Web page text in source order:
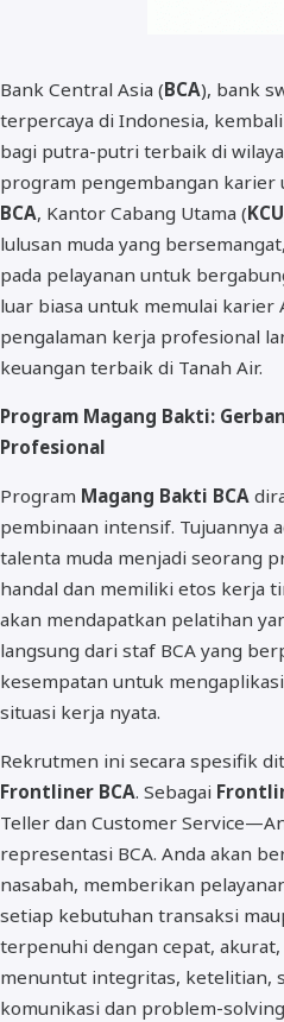
Bank Central Asia (BCA), bank
terpercaya di Indonesia,
bagi putra-putri terbaik di
program pengembangan karier
BCA, Kantor Cabang Utama (KCU
lulusan muda yang
pada pelayanan untuk
luar biasa untuk memulai karier
pengalaman kerja profesional
keuangan terbaik di Tanah Air.
Program Magang Bakti:
Profesional
Program Magang Bakti BCA
pembinaan intensif. Tujuannya
talenta muda menjadi seorang
handal dan memiliki etos kerja
akan mendapatkan pelatihan
langsung dari staf BCA yang
kesempatan untuk
situasi kerja nyata.
Rekrutmen ini secara spesifik
Frontliner BCA. Sebagai
Teller dan Customer
representasi BCA. Anda akan
nasabah, memberikan
setiap kebutuhan transaksi
terpenuhi dengan cepat, akurat,
menuntut integritas, ketelitian,
komunikasi dan problem-